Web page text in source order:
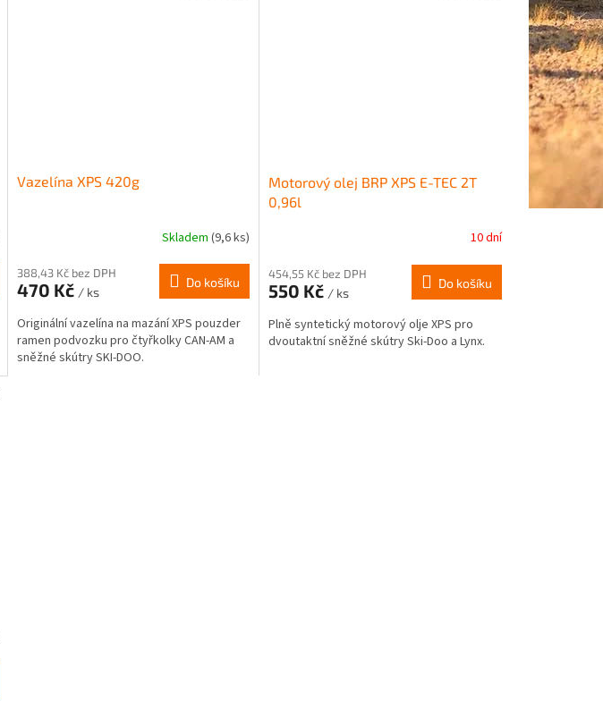
Vazelína XPS 420g
Skladem (9,6 ks)
388,43 Kč bez DPH
470 Kč / ks
Do košíku
Originální vazelína na mazání XPS pouzder
ramen podvozku pro čtyřkolky CAN-AM a
sněžné skútry SKI-DOO.
Motorový olej BRP XPS E-TEC 2T
0,96l
10 dní
454,55 Kč bez DPH
550 Kč / ks
Do košíku
Plně syntetický motorový olje XPS pro
dvoutaktní sněžné skútry Ski-Doo a Lynx.